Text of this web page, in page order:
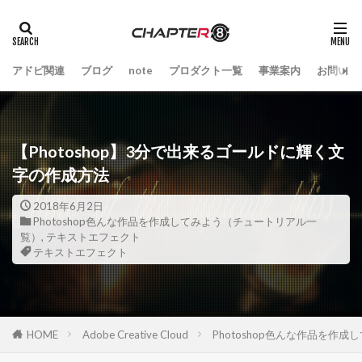
アドビ関連 ブログ note プロダクト一覧 事業案内 お問い合
【Photoshop】3分で出来るゴールドに輝く文
字の作成方法
2018年6月2日
Photoshop色んな作品を作成してみよう（チュートリアル一
覧） , テキストエフェクト
テキストエフェクト
HOME Adobe Creative Cloud Photoshop色んな作品を作成